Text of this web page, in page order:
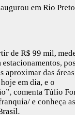
em Rio
de R$ 99 mil,
das
em dia, e o
comenta Túlio
e conheça as